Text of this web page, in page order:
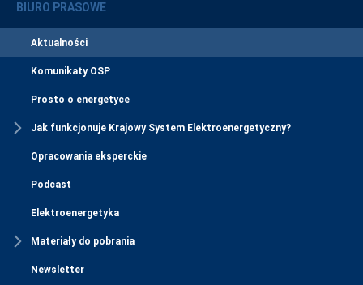
BIURO PRASOWE
Aktualności
Komunikaty OSP
Prosto o energetyce
Jak funkcjonuje Krajowy System Elektroenergetyczny?
Opracowania eksperckie
Podcast
Elektroenergetyka
Materiały do pobrania
Newsletter